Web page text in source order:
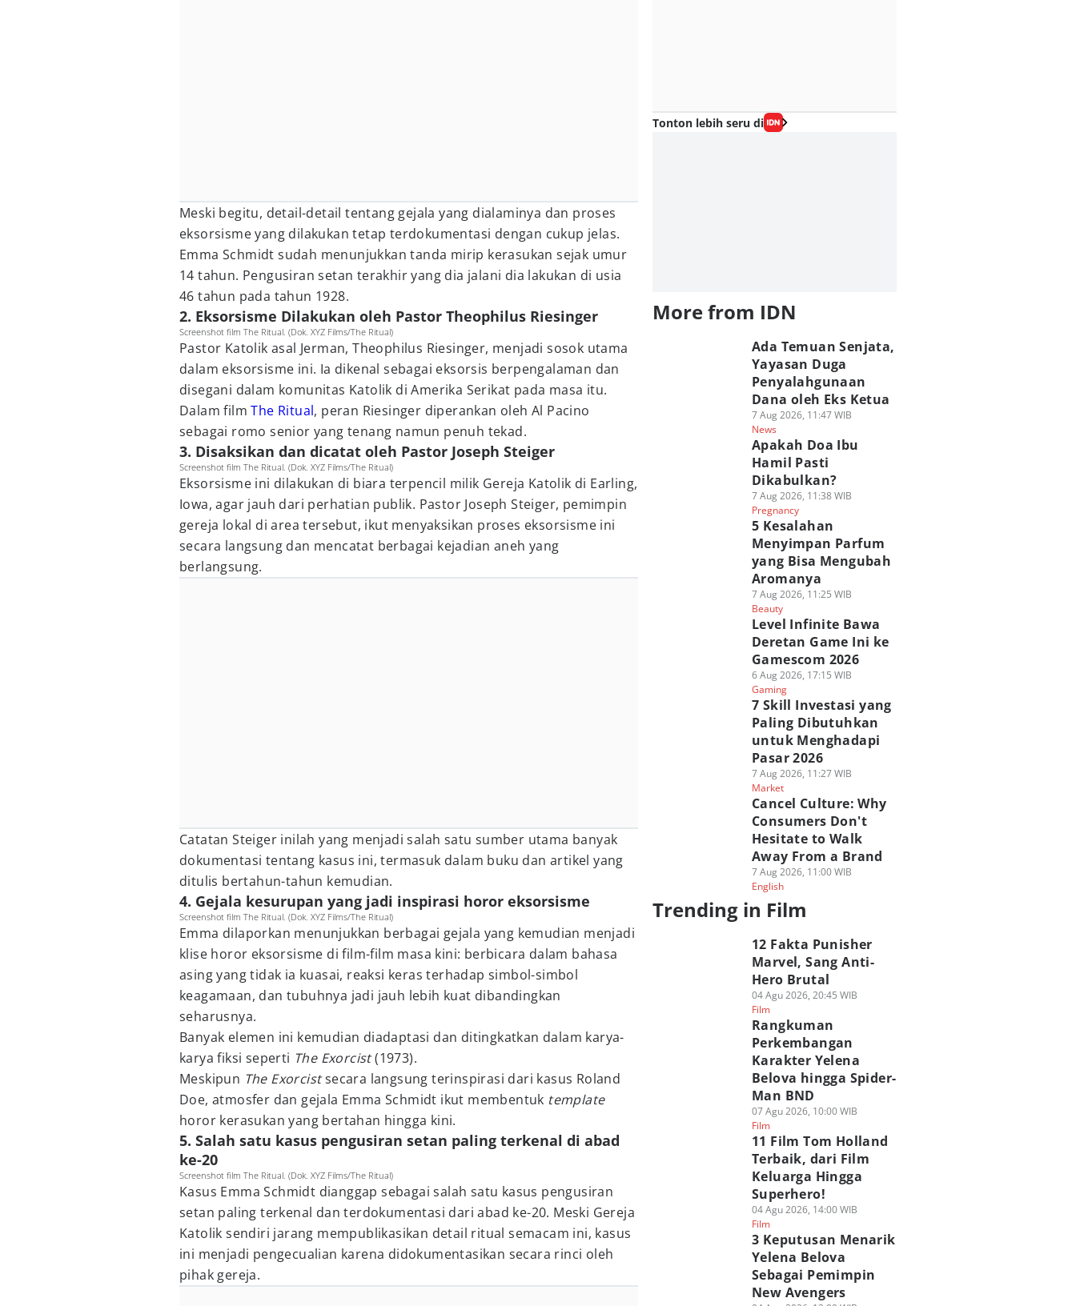
Meski begitu, detail-detail tentang gejala yang dialaminya dan proses
eksorsisme yang dilakukan tetap terdokumentasi dengan cukup jelas.
Emma Schmidt sudah menunjukkan tanda mirip kerasukan sejak umur
14 tahun. Pengusiran setan terakhir yang dia jalani dia lakukan di usia
46 tahun pada tahun 1928.
2. Eksorsisme Dilakukan oleh Pastor Theophilus Riesinger
Screenshot film The Ritual. (Dok. XYZ Films/The Ritual)
Pastor Katolik asal Jerman, Theophilus Riesinger, menjadi sosok utama
dalam eksorsisme ini. Ia dikenal sebagai eksorsis berpengalaman dan
disegani dalam komunitas Katolik di Amerika Serikat pada masa itu.
Dalam filmThe Ritual, peran Riesinger diperankan oleh Al Pacino
sebagai romo senior yang tenang namun penuh tekad.
3. Disaksikan dan dicatat oleh Pastor Joseph Steiger
Screenshot film The Ritual. (Dok. XYZ Films/The Ritual)
Eksorsisme ini dilakukan di biara terpencil milik Gereja Katolik di Earling,
Iowa, agar jauh dari perhatian publik. Pastor Joseph Steiger, pemimpin
gereja lokal di area tersebut, ikut menyaksikan proses eksorsisme ini
secara langsung dan mencatat berbagai kejadian aneh yang
berlangsung.
Catatan Steiger inilah yang menjadi salah satu sumber utama banyak
dokumentasi tentang kasus ini, termasuk dalam buku dan artikel yang
ditulis bertahun-tahun kemudian.
4. Gejala kesurupan yang jadi inspirasi horor eksorsisme
Screenshot film The Ritual. (Dok. XYZ Films/The Ritual)
Emma dilaporkan menunjukkan berbagai gejala yang kemudian menjadi
klise horor eksorsisme di film-film masa kini: berbicara dalam bahasa
asing yang tidak ia kuasai, reaksi keras terhadap simbol-simbol
keagamaan, dan tubuhnya jadi jauh lebih kuat dibandingkan
seharusnya.
Banyak elemen ini kemudian diadaptasi dan ditingkatkan dalam karya-
karya fiksi seperti The Exorcist(1973).
Meskipun The Exorcistsecara langsung terinspirasi dari kasus Roland
Doe, atmosfer dan gejala Emma Schmidt ikut membentuk template
horor kerasukan yang bertahan hingga kini.
5. Salah satu kasus pengusiran setan paling terkenal di abad
ke-20
Screenshot film The Ritual. (Dok. XYZ Films/The Ritual)
Kasus Emma Schmidt dianggap sebagai salah satu kasus pengusiran
setan paling terkenal dan terdokumentasi dari abad ke-20. Meski Gereja
Katolik sendiri jarang mempublikasikan detail ritual semacam ini, kasus
ini menjadi pengecualian karena didokumentasikan secara rinci oleh
pihak gereja.
Tonton lebih seru di
More from IDN
Ada Temuan Senjata,
Yayasan Duga
Penyalahgunaan
Dana oleh Eks Ketua
7 Aug 2026, 11:47 WIB
News
Apakah Doa Ibu
Hamil Pasti
Dikabulkan?
7 Aug 2026, 11:38 WIB
Pregnancy
5 Kesalahan
Menyimpan Parfum
yang Bisa Mengubah
Aromanya
7 Aug 2026, 11:25 WIB
Beauty
Level Infinite Bawa
Deretan Game Ini ke
Gamescom 2026
6 Aug 2026, 17:15 WIB
Gaming
7 Skill Investasi yang
Paling Dibutuhkan
untuk Menghadapi
Pasar 2026
7 Aug 2026, 11:27 WIB
Market
Cancel Culture: Why
Consumers Don't
Hesitate to Walk
Away From a Brand
7 Aug 2026, 11:00 WIB
English
Trending in Film
12 Fakta Punisher
Marvel, Sang Anti-
Hero Brutal
04 Agu 2026, 20:45 WIB
Film
Rangkuman
Perkembangan
Karakter Yelena
Belova hingga Spider-
Man BND
07 Agu 2026, 10:00 WIB
Film
11 Film Tom Holland
Terbaik, dari Film
Keluarga Hingga
Superhero!
04 Agu 2026, 14:00 WIB
Film
3 Keputusan Menarik
Yelena Belova
Sebagai Pemimpin
New Avengers